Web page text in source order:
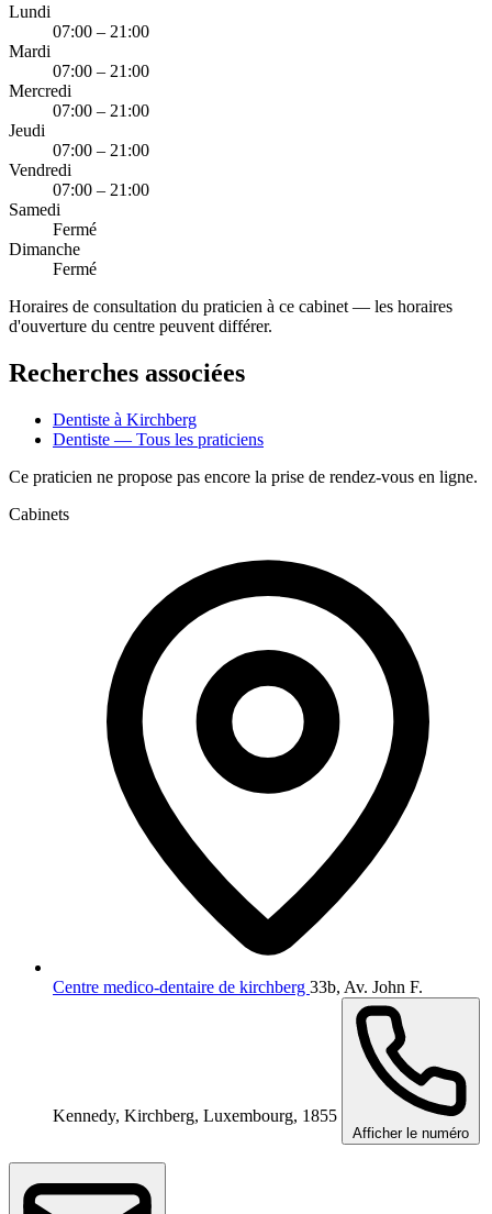
Lundi
07:00 – 21:00
Mardi
07:00 – 21:00
Mercredi
07:00 – 21:00
Jeudi
07:00 – 21:00
Vendredi
07:00 – 21:00
Samedi
Fermé
Dimanche
Fermé
Horaires de consultation du praticien à ce cabinet — les horaires
d'ouverture du centre peuvent différer.
Recherches associées
Dentiste à Kirchberg
Dentiste — Tous les praticiens
Ce praticien ne propose pas encore la prise de rendez-vous en ligne.
Cabinets
Centre medico-dentaire de kirchberg 33b, Av. John F.
Kennedy, Kirchberg, Luxembourg, 1855
Afficher le numéro